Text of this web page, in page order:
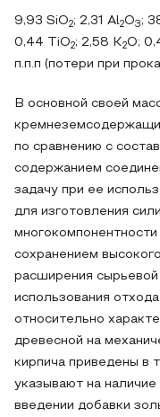
9,93 SiO2; 2,31 Al2O3 ;
0,44 ТiO2; 2,58 К2O;
п.п.п (потери при
В основной своей
по сравнению с
содержанием
задачу при ее
для изготовления
сохранением
расширения сырьевой
использования
относительно
древесной на
кирпича приведены в
указывают на
введении добавки